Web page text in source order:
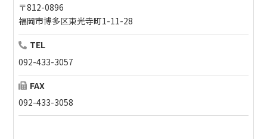
〒812-0896
福岡市博多区東光寺町1-11-28
TEL
092-433-3057
FAX
092-433-3058